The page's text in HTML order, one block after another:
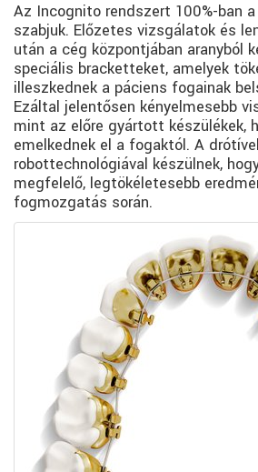
Az Incognito rendszert 100%-ban
szabjuk. Előzetes vizsgálatok és
után a cég központjában aranyból
speciális bracketteket, amelyek
illeszkednek a páciens fogainak
Ezáltal jelentősen kényelmesebb
mint az előre gyártott készülékek,
emelkednek el a fogaktól. A
robottechnológiával készülnek,
megfelelő, legtökéletesebb
fogmozgatás során.